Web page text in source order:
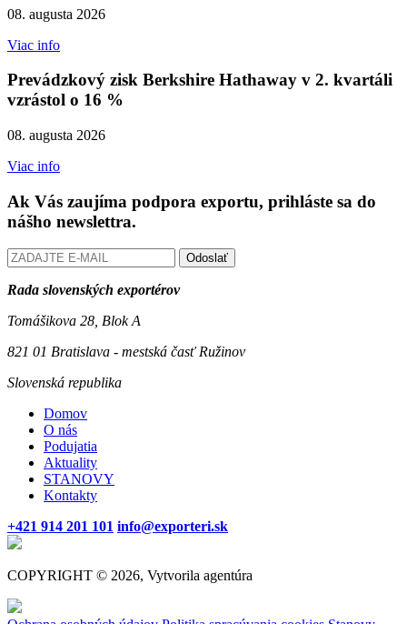
08. augusta 2026
Viac info
Prevádzkový zisk Berkshire Hathaway v 2. kvartáli
vzrástol o 16 %
08. augusta 2026
Viac info
Ak Vás zaujíma podpora exportu, prihláste sa do
nášho newslettra.
Odoslať
Rada slovenských exportérov
Tomášikova 28, Blok A
821 01 Bratislava - mestská časť Ružinov
Slovenská republika
Domov
O nás
Podujatia
Aktuality
STANOVY
Kontakty
+421 914 201 101 info@exporteri.sk
COPYRIGHT © 2026, Vytvorila agentúra